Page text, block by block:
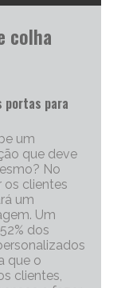
colha
portas para
um
que deve
No
os clientes
um
Um
dos
que o
clientes,